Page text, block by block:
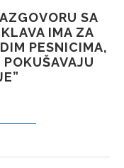
SA
IMA ZA
PESNICIMA,